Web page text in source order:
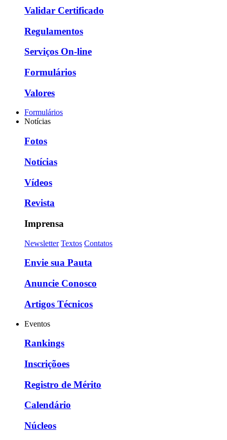
Validar Certificado
Regulamentos
Serviços On-line
Formulários
Valores
Formulários
Notícias
Fotos
Notícias
Vídeos
Revista
Imprensa
Newsletter Textos Contatos
Envie sua Pauta
Anuncie Conosco
Artigos Técnicos
Eventos
Rankings
Inscriçõoes
Registro de Mérito
Calendário
Núcleos